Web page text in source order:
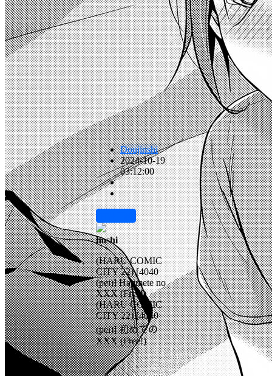
Doujinshi
2024-10-19
03:12:00
hoshi
(HARU COMIC
CITY 22) [4040
(pei)] Hajimete no
XXX (Free!)
(HARU COMIC
CITY 22) [4040
(pei)] 初めての
XXX (Free!)